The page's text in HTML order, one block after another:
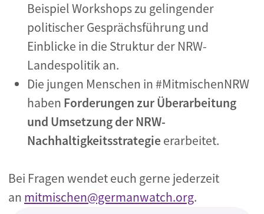
Beispiel Workshops zu gelingender
politischer Gesprächsführung und
Einblicke in die Struktur der NRW-
Landespolitik an.
Die jungen Menschen in #MitmischenNRW
haben Forderungen zur Überarbeitung
und Umsetzung der NRW-
Nachhaltigkeitsstrategieerarbeitet.
Bei Fragen wendet euch gerne jederzeit
an mitmischen@germanwatch.org.